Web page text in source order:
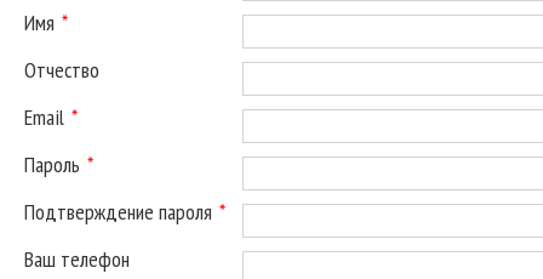
Имя *
Отчество
Email *
Пароль *
Подтверждение пароля *
Ваш телефон